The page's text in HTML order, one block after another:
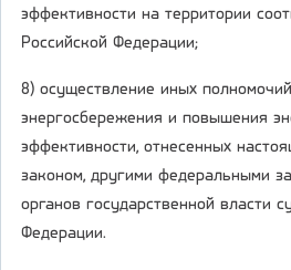
эффективности на территории
Российской Федерации;
8) осуществление иных
энергосбережения и повышения
эффективности, отнесенных
законом, другими федеральными
органов государственной власти
Федерации.